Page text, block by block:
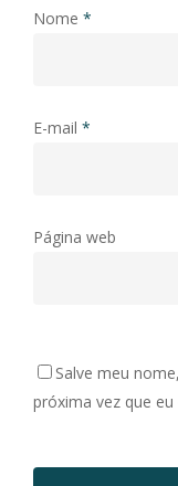
Nome *
E-mail *
Página web
Salve meu
próxima vez que